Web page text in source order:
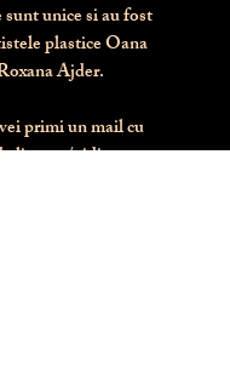
unice si au fost
plastice Oana
Ajder.
primi un mail cu
livrare / ridicare.